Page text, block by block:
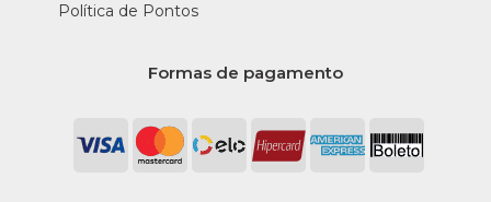
Política de Pontos
Formas de pagamento